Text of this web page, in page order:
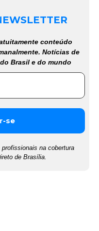
conteúdo
Notícias de
Brasil e do mundo
na cobertura
de Brasília.